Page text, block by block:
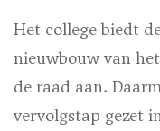
Het college biedt
nieuwbouw van
de raad aan.
vervolgstap gezet